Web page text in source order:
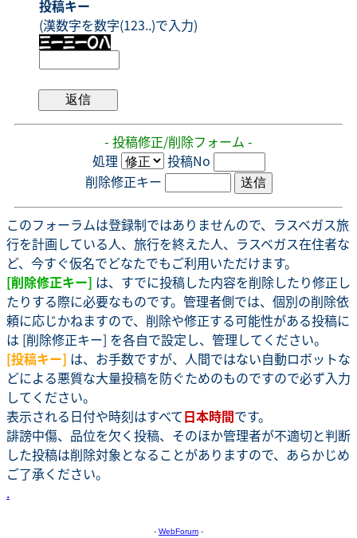
投稿キー
(漢数字を数字(123..)で入力)
- 投稿修正/削除フォーム -
処理
投稿No
削除修正キー
このフォーラムは登録制ではありませんので、ラスベガス旅
行を計画している人、旅行を終えた人、ラスベガス在住者な
ど、今すぐ仮名でどなたでもご利用いただけます。
[削除修正キー] は、すでに投稿した内容を削除したり修正し
たりする際に必要なものです。管理者側では、個別の削除依
頼に応じかねますので、削除や修正する可能性がある投稿に
は [削除修正キー] を各自で設定し、管理してください。
[投稿キー] は、お手数ですが、人間ではない自動ロボットな
どによる悪質な大量投稿を防ぐためのものですので必ず入力
してください。
表示される日付や時刻はすべて日本時間です。
誹謗中傷、品位を欠く投稿、そのほか管理者が不適切と判断
した投稿は削除対象となることがありますので、あらかじめ
ご了承ください。
.
- WebForum -